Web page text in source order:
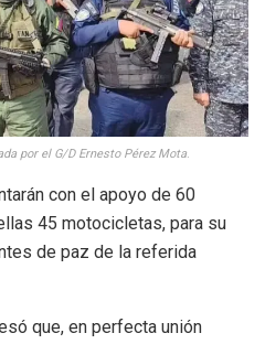
por el G/D Ernesto Pérez Mota.
con el apoyo de 60
45 motocicletas, para su
de paz de la referida
que, en perfecta unión